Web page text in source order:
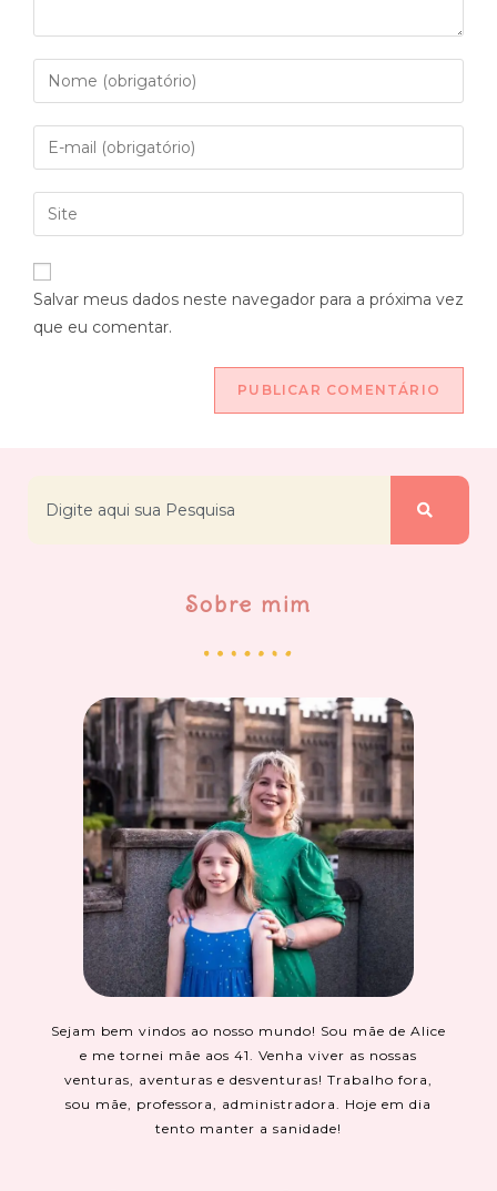
Salvar meus dados neste navegador para a próxima vez
que eu comentar.
Sobre mim
Sejam bem vindos ao nosso mundo! Sou mãe de Alice
e me tornei mãe aos 41. Venha viver as nossas
venturas, aventuras e desventuras! Trabalho fora,
sou mãe, professora, administradora. Hoje em dia
tento manter a sanidade!